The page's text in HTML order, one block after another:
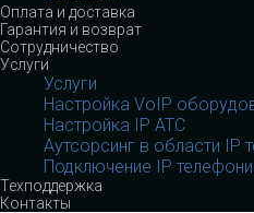
Оплата и доставка
Гарантия и возврат
Сотрудничество
Услуги
Услуги
Настройка VoIP
Настройка IP АТС
Аутсорсинг в области IP
Подключение IP
Техподдержка
Контакты